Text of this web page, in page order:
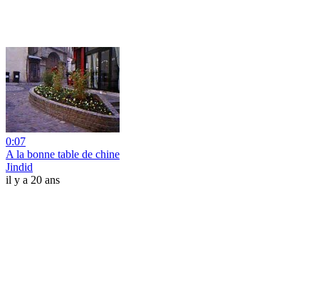
0:07
A la bonne table de chine
Jindid
il y a 20 ans